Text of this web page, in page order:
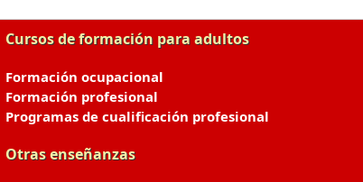
Cursos de formación para adultos
Formación ocupacional
Formación profesional
Programas de cualificación profesional
Otras enseñanzas